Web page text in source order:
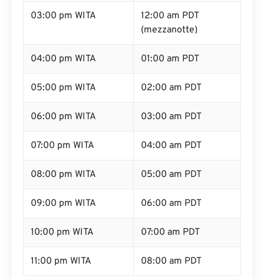
03:00 pm WITA
12:00 am PDT
(mezzanotte)
04:00 pm WITA 01:00 am PDT
05:00 pm WITA 02:00 am PDT
06:00 pm WITA 03:00 am PDT
07:00 pm WITA 04:00 am PDT
08:00 pm WITA 05:00 am PDT
09:00 pm WITA 06:00 am PDT
10:00 pm WITA 07:00 am PDT
11:00 pm WITA 08:00 am PDT